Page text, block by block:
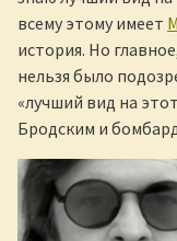
всему этому имеет
история. Но
нельзя было
«лучший вид на
Бродским и